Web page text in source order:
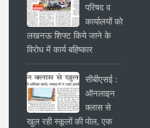
परिषद व
कार्यालयों को
लखनऊ शिफ्ट किये जाने के
विरोध में कार्य बहिष्कार
सीबीएसई :
ऑनलाइन
क्लास से
खुल रही स्कूलों की पोल, एक